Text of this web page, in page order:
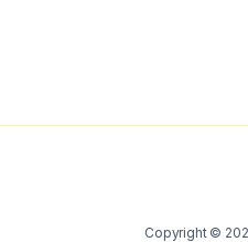
Copyright ©